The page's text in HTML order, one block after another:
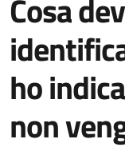
Cosa
ho
non